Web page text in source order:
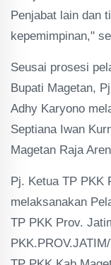
Penjabat lain dan
kepemimpinan,"
Seusai prosesi
Bupati Magetan,
Adhy Karyono
Septiana Iwan
Magetan Raja
Pj. Ketua TP PKK
melaksanakan
TP PKK Prov.